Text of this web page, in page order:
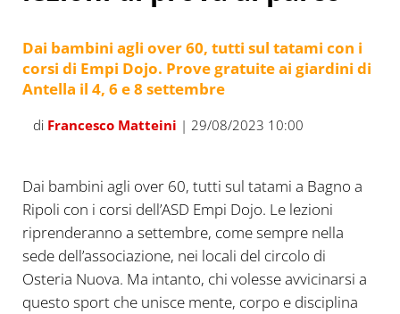
Dai bambini agli over 60, tutti sul tatami con i
corsi di Empi Dojo. Prove gratuite ai giardini di
Antella il 4, 6 e 8 settembre
di Francesco Matteini | 29/08/2023 10:00
Dai bambini agli over 60, tutti sul tatami a Bagno a
Ripoli con i corsi dell’ASD Empi Dojo. Le lezioni
riprenderanno a settembre, come sempre nella
sede dell’associazione, nei locali del circolo di
Osteria Nuova. Ma intanto, chi volesse avvicinarsi a
questo sport che unisce mente, corpo e disciplina